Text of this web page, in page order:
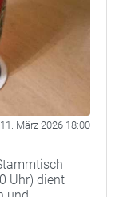
März 2026 18:00
Uhr) dient